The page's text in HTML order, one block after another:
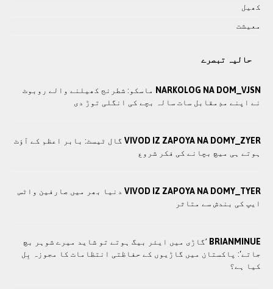
کھيل
معيشت
حالیہ تبصرے
NARKOLOG NA DOM_VJSN ماسکو: شطرنج کھیلنے والے روبوٹ
نے اپنے مدِمقابل سات سالہ بچے کی انگلی توڑ دی
VIVOD IZ ZAPOYA NA DOMY_ZYER گال ٹیسٹ: بابر اعظم کے آؤٹ
ہوتے ہی میچ بچانے کی فکر شروع
VIVOD IZ ZAPOYA NA DOMY_TYER دنیا بھر میں صارفین واٹس
ایپ کی بندش سے متاثر
BRIANMINUE ’گاڑی میں ایئر بیگ ہوتے تو شاید میرے شوہر بچ
جاتے‘: پاکستان میں گاڑیوں کے حفاظتی انتظامات کا مجوزہ بِل
کیا ہے؟